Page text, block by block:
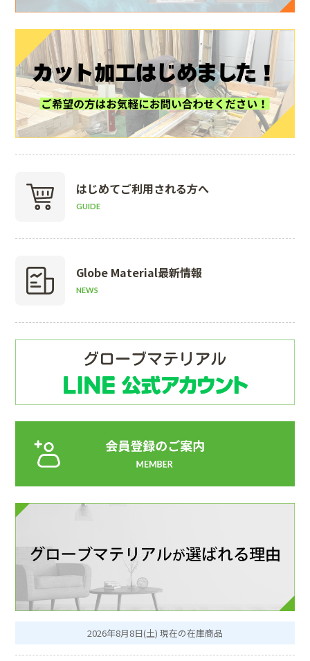
はじめてご利用される方へ
GUIDE
Globe Material最新情報
NEWS
2026年8月8日(土) 現在の在庫商品